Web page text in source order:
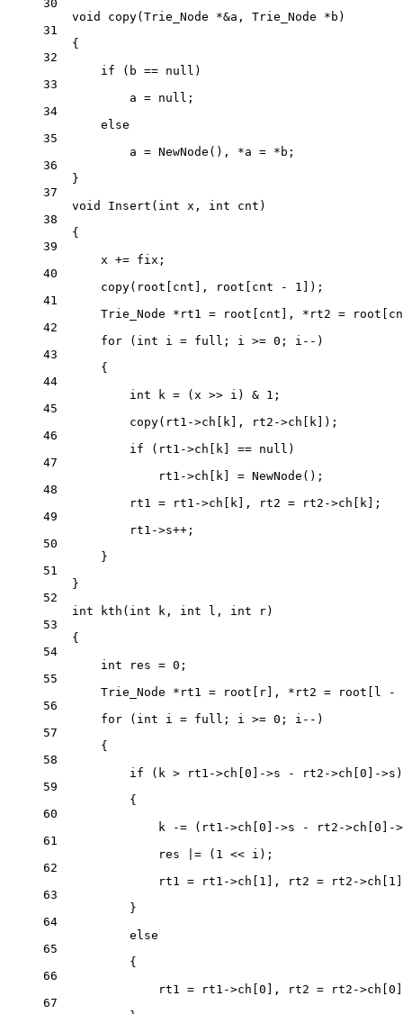
30
void
copy( Trie_Node *&a , Trie_Node * b )
31
{
32
if (b == null)
33
a = null;
34
else
35
a = NewNode (), *a = * b;
36
}
37
void
Insert ( int x , int cnt )
38
{
39
x += fix;
40
copy(root[cnt], root[cnt - 1 ]);
41
Trie_Node * rt1 = root[cnt], * rt2 =
42
for ( int i = full; i >= 0 ; i -- )
43
{
44
int k = (x >> i) & 1 ;
45
copy(rt1->ch[k], rt2->ch[k]);
46
if (rt1->ch[k] == null)
47
rt1->ch[k] = NewNode ();
48
rt1 = rt1->ch[k], rt2 = rt2->ch[k];
49
rt1->s++ ;
50
}
51
}
52
int
kth ( int k , int l , int r)
53
{
54
int res = 0 ;
55
Trie_Node * rt1 = root[r], * rt2 = root[l
-
56
for ( int i = full; i >= 0 ; i -- )
57
{
58
if (k > rt1->ch[ 0 ]->s - rt2->ch[ 0 ]->s)
59
{
60
k
-= (rt1->ch[ 0 ]->s - rt2->ch[ 0 ]-
61
res
|= ( 1 << i);
62
rt1 = rt1->ch[ 1 ], rt2 = rt2->ch[ 1
63
}
64
else
65
{
66
rt1 = rt1->ch[ 0 ], rt2 = rt2->ch[ 0
67